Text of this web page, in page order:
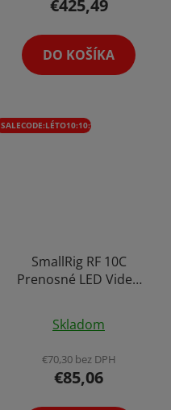
€425,49
DO KOŠÍKA
SALECODE:LÉTO10:10:%
SmallRig RF 10C
Prenosné LED Video
Optický Gobo Snoot
Komín s Nástavcami
Skladom
€70,30 bez DPH
€85,06